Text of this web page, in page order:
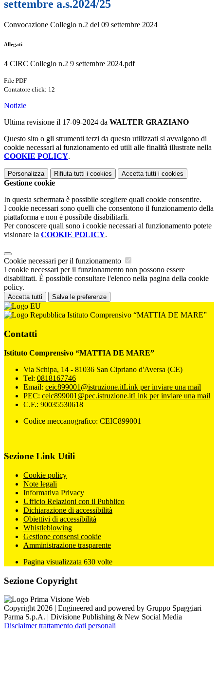
settembre a.s.2024/25
Convocazione Collegio n.2 del 09 settembre 2024
Allegati
4 CIRC Collegio n.2 9 settembre 2024.pdf
File PDF
Contatore click: 12
Notizie
Ultima revisione il 17-09-2024 da WALTER GRAZIANO
Questo sito o gli strumenti terzi da questo utilizzati si avvalgono di
cookie necessari al funzionamento ed utili alle finalità illustrate nella
COOKIE POLICY.
Personalizza Rifiuta tutti i cookies Accetta tutti i cookies
Gestione cookie
In questa schermata è possibile scegliere quali cookie consentire.
I cookie necessari sono quelli che consentono il funzionamento della
piattaforma e non è possibile disabilitarli.
Per conoscere quali sono i cookie necessari al funzionamento potete
visionare la COOKIE POLICY.
Cookie necessari per il funzionamento
I cookie necessari per il funzionamento non possono essere
disabilitati. È possibile consultare l'elenco nella pagina della cookie
policy.
Accetta tutti Salva le preferenze
Istituto Comprensivo “MATTIA DE MARE”
Contatti
Istituto Comprensivo “MATTIA DE MARE”
Via Schipa, 14 - 81036 San Cipriano d'Aversa (CE)
Tel: 0818167746
Email: ceic899001@istruzione.itLink per inviare una mail
PEC: ceic899001@pec.istruzione.itLink per inviare una mail
C.F.: 90035530618
Codice meccanografico: CEIC899001
Sezione Link Utili
Cookie policy
Note legali
Informativa Privacy
Ufficio Relazioni con il Pubblico
Dichiarazione di accessibilità
Obiettivi di accessibilità
Whistleblowing
Gestione consensi cookie
Amministrazione trasparente
Pagina visualizzata 630 volte
Sezione Copyright
Copyright 2026 | Engineered and powered by Gruppo Spaggiari
Parma S.p.A. | Divisione Publishing & New Social Media
Disclaimer trattamento dati personali